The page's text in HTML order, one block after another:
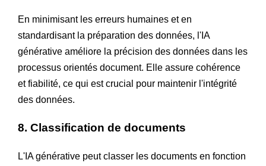
En minimisant les erreurs humaines et en
standardisant la préparation des données, l'IA
générative améliore la précision des données dans les
processus orientés document. Elle assure cohérence
et fiabilité, ce qui est crucial pour maintenir l'intégrité
des données.
8. Classification de documents
L'IA générative peut classer les documents en fonction